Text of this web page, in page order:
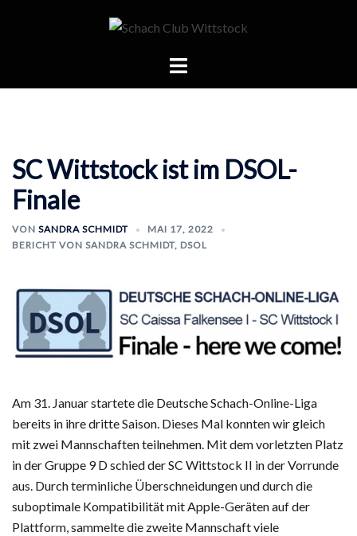
Menü
SC Wittstock ist im DSOL-
Finale
VON SANDRA SCHMIDT
MAI 17, 2022
BERICHT VON SANDRA SCHMIDT, DSOL
Am 31. Januar startete die Deutsche Schach-Online-Liga
bereits in ihre dritte Saison. Dieses Mal konnten wir gleich
mit zwei Mannschaften teilnehmen. Mit dem vorletzten Platz
in der Gruppe 9 D schied der SC Wittstock II in der Vorrunde
aus. Durch terminliche Überschneidungen und durch die
suboptimale Kompatibilität mit Apple-Geräten auf der
Plattform, sammelte die zweite Mannschaft viele